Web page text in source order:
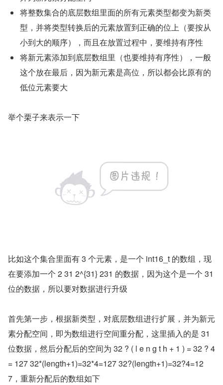
将整数集合的底层数组里面的所有元素类型都变为新类
型，并将类型转换后的元素放置到正确的位上（要按从
小到大的顺序），而且在放置过程中，要维持有序性
将新元素添加到底层数组里（也要维持有序性），一般
这个放在最后，因为新元素是高位，所以都会比原有的
低位元素要大
举个栗子来表示一下
比如这个集合里面有 3 个元素，是一个 int16_t 的数组，现
在要添加一个 2 31 2^{31} 231 的数据，因为这个是一个 31
位的数据，所以要对数据进行升级
首先第一步，根据新类型，对底层数组进行扩展，并为新元
素分配空间，即为数组进行空间重分配，这里插入的是 31
位数据，然后分配后的空间为 32 ? ( l e n g t h + 1 ) = 32 ? 4
= 127 32*(length+1)=32*4=127 32?(length+1)=32?4=12
7，重新分配后的数组如下